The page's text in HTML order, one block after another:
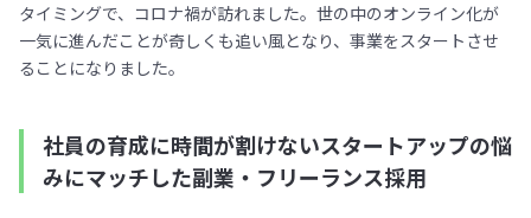
タイミングで、コロナ禍が訪れました。世の中のオンライン化が
一気に進んだことが奇しくも追い風となり、事業をスタートさせ
ることになりました。
社員の育成に時間が割けないスタートアップの悩
みにマッチした副業・フリーランス採用